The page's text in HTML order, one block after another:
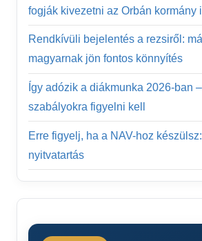
fogják kivezetni az Orbán kormány
Rendkívüli bejelentés a rezsiről:
magyarnak jön fontos könnyítés
Így adózik a diákmunka 2026-ban
szabályokra figyelni kell
Erre figyelj, ha a NAV-hoz
nyitvatartás